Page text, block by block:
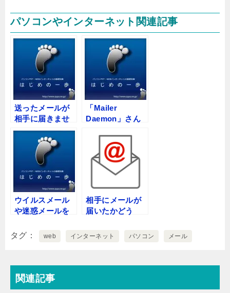
パソコンやインターネット関連記事
送ったメールが
相手に届きませ
ん
「Mailer
Daemon」さん
の妙なメールが
届きました！
ウイルスメール
や迷惑メールを
たり振り分けた
相手にメールが
届いたかどう
法はありません
タグ web インターネット パソコン メール
関連記事